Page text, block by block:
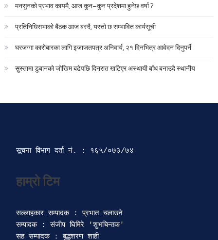
मनसुनको प्रभाव कायमै, आज कुन–कुन प्रदेशमा हुनेछ वर्षा ?
प्रतिनिधिसभाको बैठक आज बस्दै, यस्तो छ सम्भावित कार्यसूची
घरजग्गा कारोबारका लागि इजाजतपत्र अनिवार्य, २१ दिनभित्र आवेदन दिनुपर्ने
सुस्तामा डुबानको जोखिम बढेपछि दिनरात खटिएर अस्थायी बाँध बनाउदै स्थानीय
सूचना विभाग दर्ता‍ नं. : १६५/०७३/७४
हाम्रो टिम
सल्लाहकार सम्पादक : प्रभात चलाउने
सम्पादक : संजीप घिमिरे 'शुभचिन्तक'
सह सम्पादक : बुद्धशरण शाही